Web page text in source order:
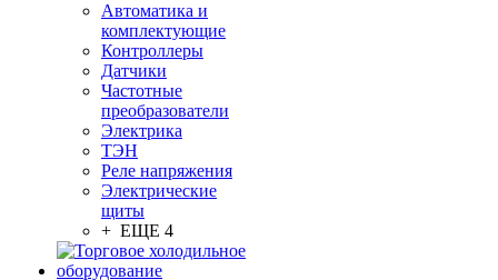
Автоматика и
комплектующие
Контроллеры
Датчики
Частотные
преобразователи
Электрика
ТЭН
Реле напряжения
Электрические
щиты
+ ЕЩЕ 4